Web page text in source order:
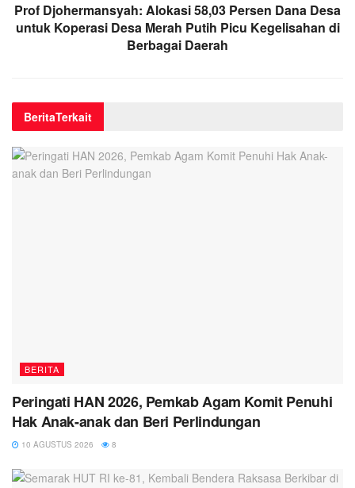
Prof Djohermansyah: Alokasi 58,03 Persen Dana Desa
untuk Koperasi Desa Merah Putih Picu Kegelisahan di
Berbagai Daerah
BeritaTerkait
BERITA
Peringati HAN 2026, Pemkab Agam Komit Penuhi
Hak Anak-anak dan Beri Perlindungan
10 AGUSTUS 2026 8